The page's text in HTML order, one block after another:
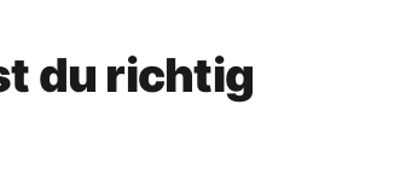
du richtig